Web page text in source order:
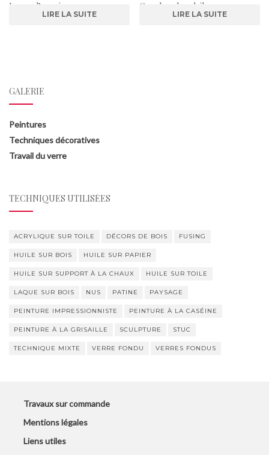
Lueur d’espoir
LIRE LA SUITE
Coucher de soleil sur paysage
LIRE LA SUITE
GALERIE
Peintures
Techniques décoratives
Travail du verre
TECHNIQUES UTILISÉES
ACRYLIQUE SUR TOILE DÉCORS DE BOIS FUSING
HUILE SUR BOIS HUILE SUR PAPIER
HUILE SUR SUPPORT À LA CHAUX HUILE SUR TOILE
LAQUE SUR BOIS NUS PATINE PAYSAGE
PEINTURE IMPRESSIONNISTE PEINTURE À LA CASÉINE
PEINTURE À LA GRISAILLE SCULPTURE STUC
TECHNIQUE MIXTE VERRE FONDU VERRES FONDUS
Travaux sur commande
Mentions légales
Liens utiles